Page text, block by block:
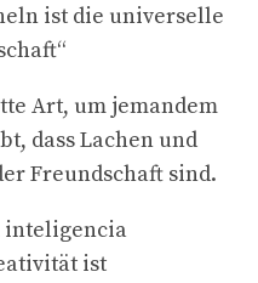
ist die universelle
Art, um jemandem
dass Lachen und
Freundschaft sind.
inteligencia
ist